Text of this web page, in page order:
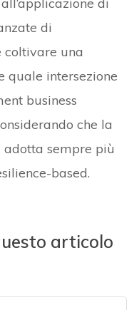
di
coltivare una
quale intersezione
business
che la
sempre più
based.
articolo